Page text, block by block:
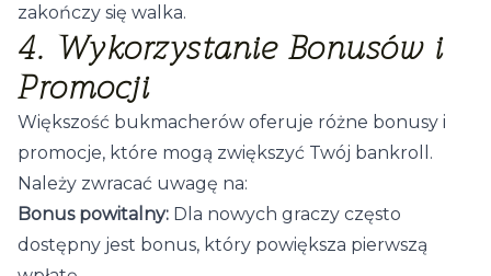
zakończy się walka.
4. Wykorzystanie Bonusów i
Promocji
Większość bukmacherów oferuje różne bonusy i
promocje, które mogą zwiększyć Twój bankroll.
Należy zwracać uwagę na:
Bonus powitalny: Dla nowych graczy często
dostępny jest bonus, który powiększa pierwszą